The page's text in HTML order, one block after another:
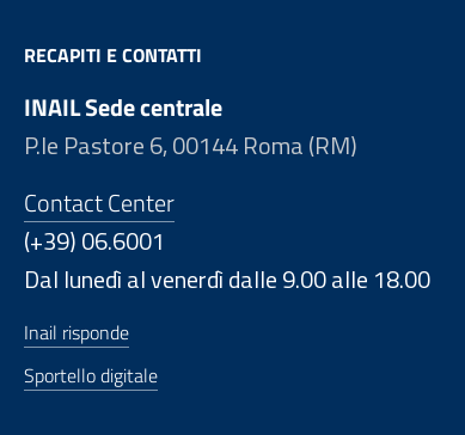
RECAPITI E CONTATTI
INAIL Sede centrale
P.le Pastore 6, 00144 Roma (RM)
Contact Center
(+39) 06.6001
Dal lunedì al venerdì dalle 9.00 alle 18.00
Inail risponde
Sportello digitale